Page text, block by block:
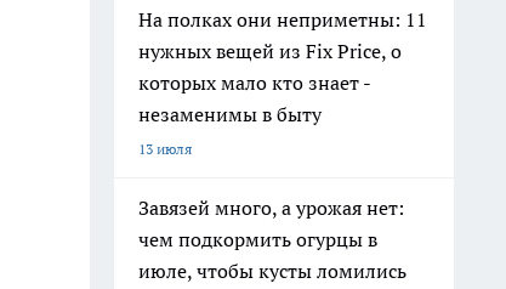
На полках они неприметны: 11
нужных вещей из Fix Price, о
которых мало кто знает -
незаменимы в быту
13 июля
Завязей много, а урожая нет:
чем подкормить огурцы в
июле, чтобы кусты ломились